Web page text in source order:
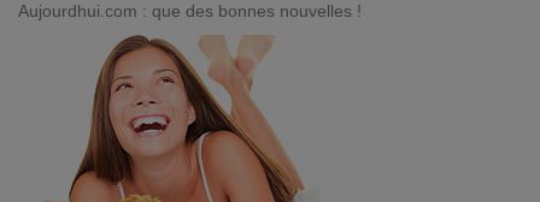
Aujourdhui.com : que des bonnes nouvelles !